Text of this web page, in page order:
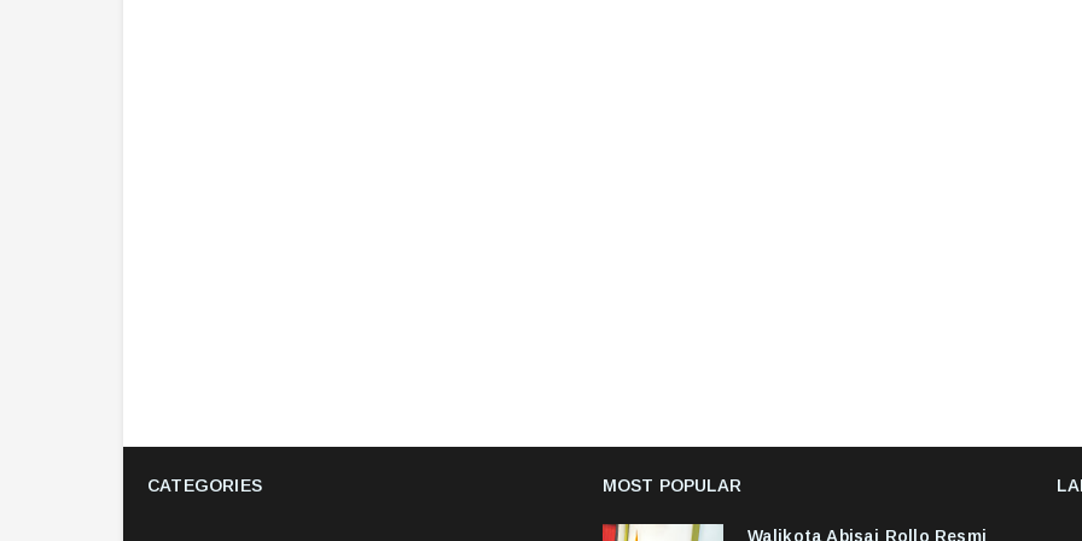
CATEGORIES MOST POPULAR
Walikota Abisai Rollo Resmi